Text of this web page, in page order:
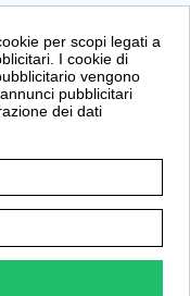
per scopi legati a
I cookie di
vengono
pubblicitari
dei dati